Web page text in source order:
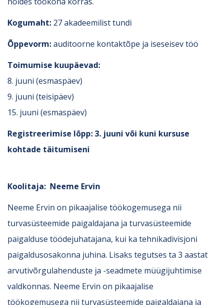
Kogumaht: 27 akadeemilist tundi
Õppevorm:auditoorne kontaktõpe ja iseseisev töö
Toimumise kuupäevad:
8. juuni (esmaspäev)
9. juuni (teisipäev)
15. juuni (esmaspäev)
Registreerimise lõpp:3. juuni või kuni kursuse
kohtade täitumiseni
Koolitaja: Neeme Ervin
Neeme Ervin on pikaajalise töökogemusega nii
turvasüsteemide paigaldajana ja turvasüsteemide
paigalduse töödejuhatajana, kui ka tehnikadivisjoni
paigaldusosakonna juhina. Lisaks tegutses ta 3 aastat
arvutivõrgulahenduste ja -seadmete müügijuhtimise
valdkonnas. Neeme Ervin on pikaajalise
töökogemusega nii turvasüsteemide paigaldajana ja